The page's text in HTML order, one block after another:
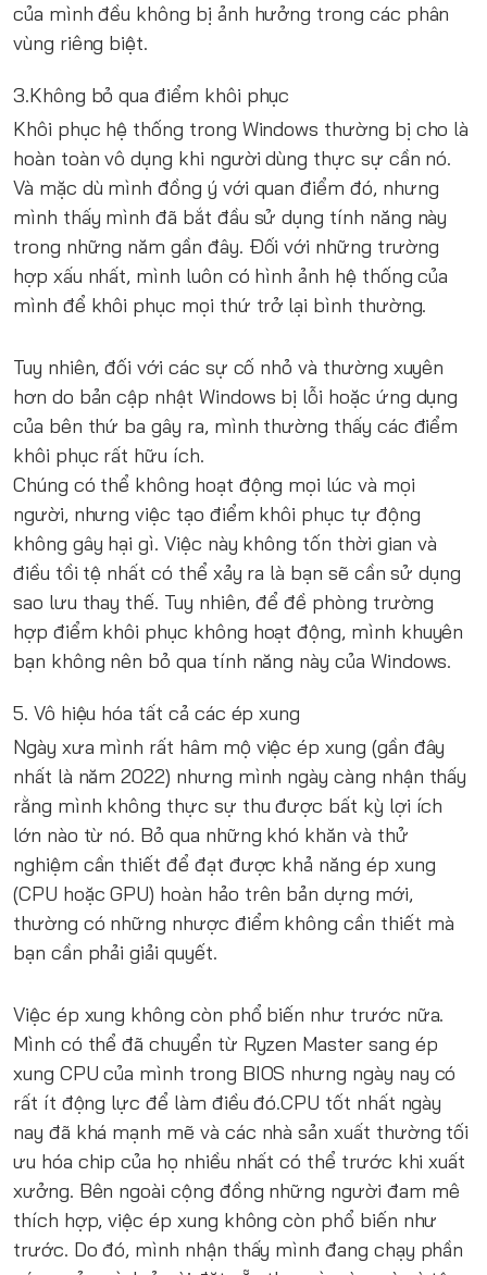
của mình đều không bị ảnh hưởng trong các phân
vùng riêng biệt.
3.Không bỏ qua điểm khôi phục
Khôi phục hệ thống trong Windows thường bị cho là
hoàn toàn vô dụng khi người dùng thực sự cần nó.
Và mặc dù mình đồng ý với quan điểm đó, nhưng
mình thấy mình đã bắt đầu sử dụng tính năng này
trong những năm gần đây. Đối với những trường
hợp xấu nhất, mình luôn có hình ảnh hệ thống của
mình để khôi phục mọi thứ trở lại bình thường.
Tuy nhiên, đối với các sự cố nhỏ và thường xuyên
hơn do bản cập nhật Windows bị lỗi hoặc ứng dụng
của bên thứ ba gây ra, mình thường thấy các điểm
khôi phục rất hữu ích.
Chúng có thể không hoạt động mọi lúc và mọi
người, nhưng việc tạo điểm khôi phục tự động
không gây hại gì. Việc này không tốn thời gian và
điều tồi tệ nhất có thể xảy ra là bạn sẽ cần sử dụng
sao lưu thay thế. Tuy nhiên, để đề phòng trường
hợp điểm khôi phục không hoạt động, mình khuyên
bạn không nên bỏ qua tính năng này của Windows.
5. Vô hiệu hóa tất cả các ép xung
Ngày xưa mình rất hâm mộ việc ép xung (gần đây
nhất là năm 2022) nhưng mình ngày càng nhận thấy
rằng mình không thực sự thu được bất kỳ lợi ích
lớn nào từ nó. Bỏ qua những khó khăn và thử
nghiệm cần thiết để đạt được khả năng ép xung
(CPU hoặc GPU) hoàn hảo trên bản dựng mới,
thường có những nhược điểm không cần thiết mà
bạn cần phải giải quyết.
Việc ép xung không còn phổ biến như trước nữa.
Mình có thể đã chuyển từ Ryzen Master sang ép
xung CPU của mình trong BIOS nhưng ngày nay có
rất ít động lực để làm điều đó.CPU tốt nhất ngày
nay đã khá mạnh mẽ và các nhà sản xuất thường tối
ưu hóa chip của họ nhiều nhất có thể trước khi xuất
xưởng. Bên ngoài cộng đồng những người đam mê
thích hợp, việc ép xung không còn phổ biến như
trước. Do đó, mình nhận thấy mình đang chạy phần